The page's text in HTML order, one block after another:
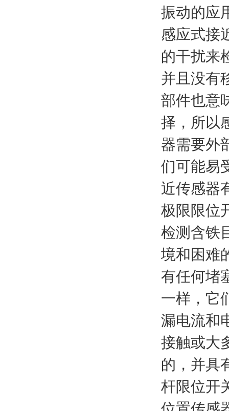
振动的应
感应式接
的干扰来
并且没有
部件也意
择，所以
器需要外
们可能易
近传感器
极限限位
检测含铁
境和困难
有任何堵
一样，它
漏电流和
接触或大
的，并具
杆限位开